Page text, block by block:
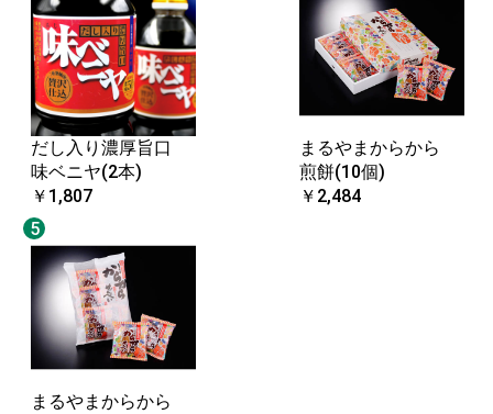
だし入り濃厚旨口
味ベニヤ(2本)
￥1,807
まるやまからから
煎餅(10個)
￥2,484
5
まるやまからから